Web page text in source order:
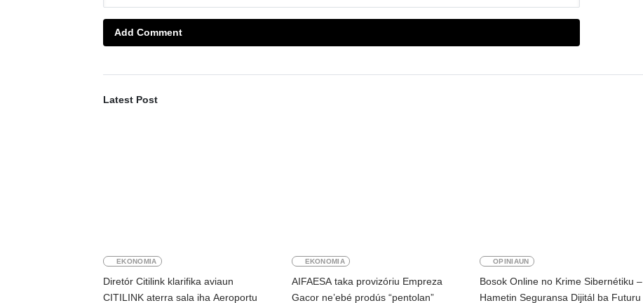
Add Comment
Latest Post
EKONOMIA
Diretór Citilink klarifika aviaun
CITILINK aterra sala iha Aeroportu
EKONOMIA
AIFAESA taka provizóriu Empreza
Gacor ne’ebé prodús “pentolan”
OPINIAUN
Bosok Online no Krime Sibernétiku –
Hametin Seguransa Dijitál ba Futuru